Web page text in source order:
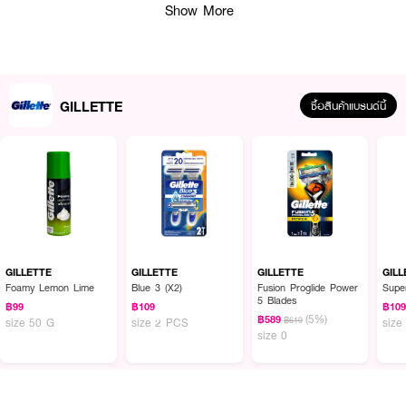
ผลลัพธ์ที่ได้ :
ประสบการณ์การโกนหนวดที่เรียบเนียนและสบายผิว ผสานกลิ่นหอมสดชื่นของดอก
ฟรีเซีย ใบมีดเหล่านี้มีแถบมอยส์เจอร์ที่ช่วยปลดปล่อยบัตเตอร์บำรุงผิวกายเพื่อ
การโกนที่ลื่นไหลอย่างเหลือเชื่อ เหมาะสำหรับผิวแพ้ง่าย มั่นใจได้ถึงการโกนหนวดที่
เกลี้ยงเกลาและสะอาดหมดจดทุกครั้ง
Show More
GILLETTE ซื้อสินค้าแบรนด์นี้
GILLETTE
Foamy Lemon Lime
฿99
size 50 G
GILLETTE
Blue 3 (X2)
฿109
size 2 PCS
GILLETTE
Fusion Proglide Power
5 Blades
฿589 ฿619 (5%)
size 0
฿109
size